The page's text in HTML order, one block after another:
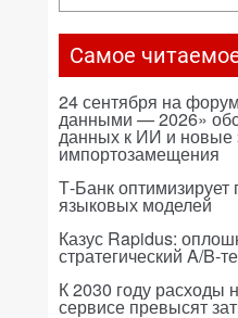
Самое
24 сентября на
данными — 2026»
данных к ИИ и новые
импортозамещения
Т-Банк
языковых моделей
Казус Rapidus:
стратегический A/B-
К 2030 году расходы
сервисе превысят